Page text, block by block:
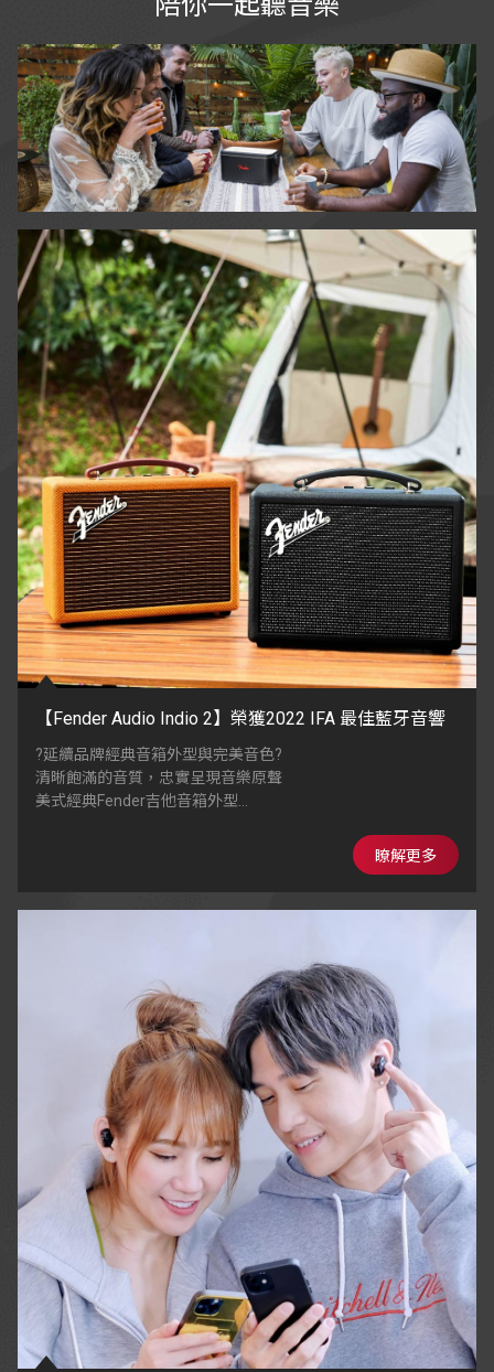
隨處都可建構個人專業錄音
【Fender Audio Indio 2】榮獲2022 IFA 最佳藍牙音響
?延續品牌經典音箱外型與完美音色?
清晰飽滿的音質，忠實呈現音樂原聲
美式經典Fender吉他音箱外型
瞭解更多